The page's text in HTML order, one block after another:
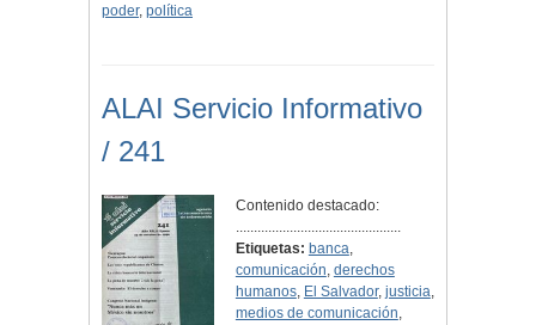
poder, política
ALAI Servicio Informativo
/ 241
Contenido destacado:
..............................................
Etiquetas: banca,
comunicación, derechos
humanos, El Salvador, justicia,
medios de comunicación,